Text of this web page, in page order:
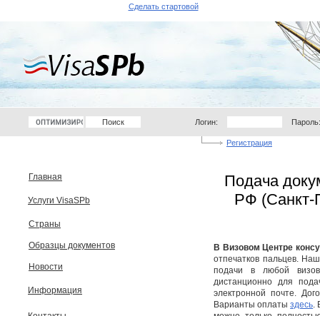
Сделать стартовой
Логин: Пароль:
Регистрация
Главная
Услуги VisaSPb
Страны
Образцы документов
Новости
Информация
Подача
РФ (Санкт-
В Визовом Центре
отпечатков пальцев.
подачи в любой
дистанционно для
электронной почте.
Варианты оплатыздесь.